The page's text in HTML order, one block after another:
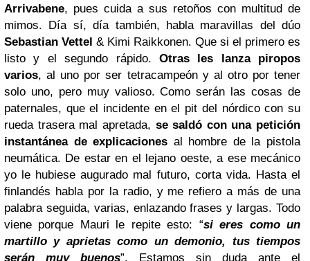
Arrivabene, pues cuida a sus retoños con multitud de
mimos. Día sí, día también, habla maravillas del dúo
Sebastian Vettel & Kimi Raikkonen. Que si el primero es
listo y el segundo rápido. Otras les lanza piropos
varios, al uno por ser tetracampeón y al otro por tener
solo uno, pero muy valioso. Como serán las cosas de
paternales, que el incidente en el pit del nórdico con su
rueda trasera mal apretada, se saldó con una petición
instantánea de explicaciones al hombre de la pistola
neumática. De estar en el lejano oeste, a ese mecánico
yo le hubiese augurado mal futuro, corta vida. Hasta el
finlandés habla por la radio, y me refiero a más de una
palabra seguida, varias, enlazando frases y largas. Todo
viene porque Mauri le repite esto: “si eres como un
martillo y aprietas como un demonio, tus tiempos
serán muy buenos”. Estamos sin duda ante el